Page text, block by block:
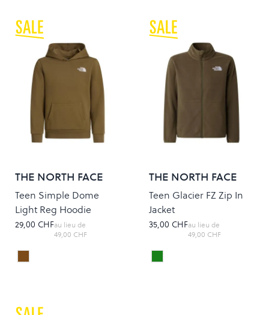
THE NORTH FACE
Teen Simple Dome
Light Reg Hoodie
29,00 CHFau lieu de
49,00 CHF
Colour
CEDAR
THE NORTH FACE
Teen Glacier FZ Zip In
Jacket
35,00 CHFau lieu de
49,00 CHF
Colour
New Taupe Green